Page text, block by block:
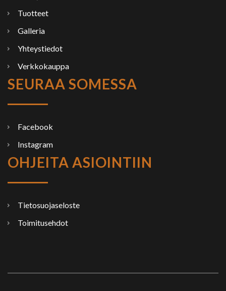
Tuotteet
Galleria
Yhteystiedot
Verkkokauppa
SEURAA SOMESSA
Facebook
Instagram
OHJEITA ASIOINTIIN
Tietosuojaseloste
Toimitusehdot